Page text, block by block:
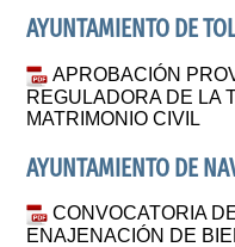
AYUNTAMIENTO DE
APROBACIÓN
REGULADORA DE LA
MATRIMONIO CIVIL
AYUNTAMIENTO DE
CONVOCATORIA
ENAJENACIÓN DE